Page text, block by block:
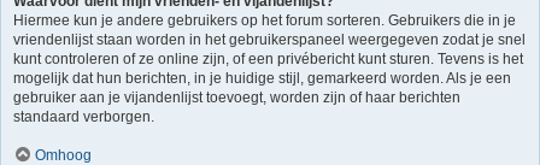
Hiermee kun je andere gebruikers op het forum sorteren. Gebruikers die in je
vriendenlijst staan worden in het gebruikerspaneel weergegeven zodat je snel
kunt controleren of ze online zijn, of een privébericht kunt sturen. Tevens is het
mogelijk dat hun berichten, in je huidige stijl, gemarkeerd worden. Als je een
gebruiker aan je vijandenlijst toevoegt, worden zijn of haar berichten
standaard verborgen.
Omhoog